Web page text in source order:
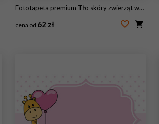
Fototapeta premium Tło skóry zwierząt wzorzyste futro na afrykańskiej żyrafy
cena od 62 zł